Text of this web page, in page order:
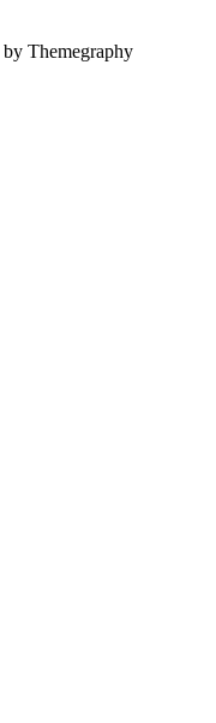
by Themegraphy